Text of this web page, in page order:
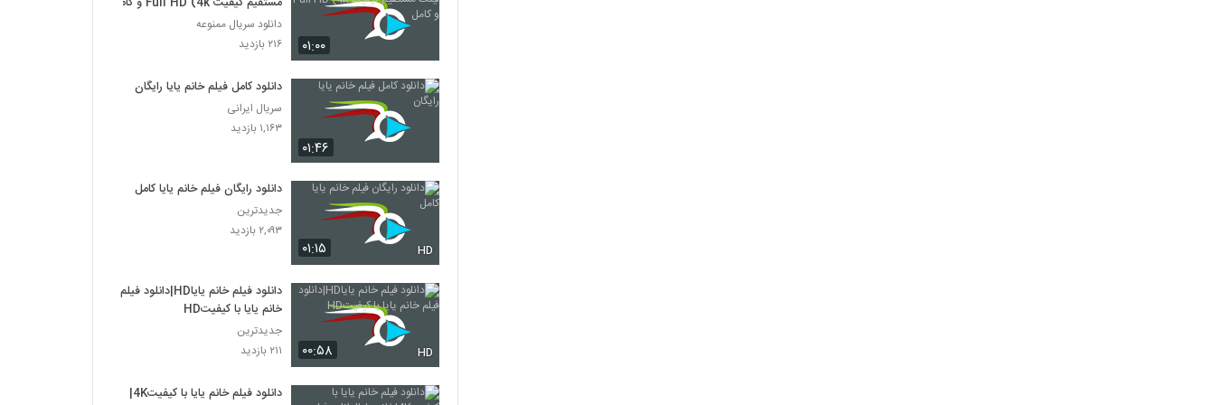
۰۱:۰۰
دانلود سریال ممنوعه
۲۱۶ بازدید
۰۱:۴۶
دانلود کامل فیلم خانم یایا رایگان
سریال ایرانی
۱,۱۶۳ بازدید
۰۱:۱۵ HD
دانلود رایگان فیلم خانم یایا کامل
جدیدترین
۲,۰۹۳ بازدید
۰۰:۵۸ HD
دانلود فیلم خانم یایاHD|دانلود فیلم
خانم یایا با کیفیتHD
جدیدترین
۲۱۱ بازدید
دانلود فیلم خانم یایا با کیفیت4K|